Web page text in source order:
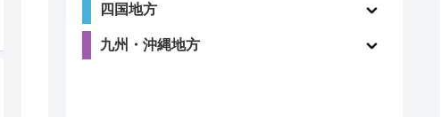
四国地方
九州・沖縄地方